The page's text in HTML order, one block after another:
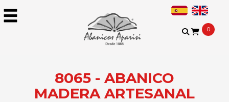
0
8065 - ABANICO
MADERA ARTESANAL